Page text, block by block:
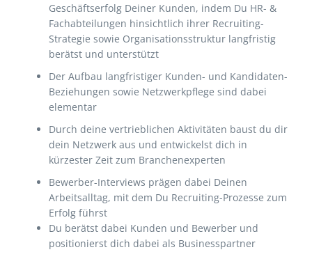
Geschäftserfolg Deiner Kunden, indem Du HR- &
Fachabteilungen hinsichtlich ihrer Recruiting-
Strategie sowie Organisationsstruktur langfristig
berätst und unterstützt
Der Aufbau langfristiger Kunden- und Kandidaten-
Beziehungen sowie Netzwerkpflege sind dabei
elementar
Durch deine vertrieblichen Aktivitäten baust du dir
dein Netzwerk aus und entwickelst dich in
kürzester Zeit zum Branchenexperten
Bewerber-Interviews prägen dabei Deinen
Arbeitsalltag, mit dem Du Recruiting-Prozesse zum
Erfolg führst
Du berätst dabei Kunden und Bewerber und
positionierst dich dabei als Businesspartner